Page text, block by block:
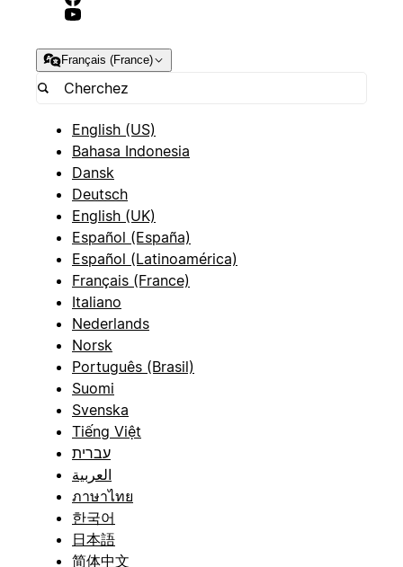
Français (France)
English (US)
Bahasa Indonesia
Dansk
Deutsch
English (UK)
Español (España)
Español (Latinoamérica)
Français (France)
Italiano
Nederlands
Norsk
Português (Brasil)
Suomi
Svenska
Tiếng Việt
עברית
العربية
ภาษาไทย
한국어
日本語
简体中文